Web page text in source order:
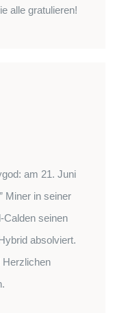
alle gratulieren!
am 21. Juni
Miner in seiner
Calden seinen
absolviert.
Herzlichen